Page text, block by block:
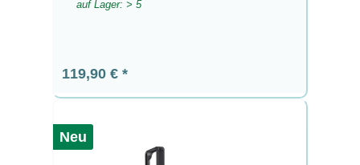
auf Lager: > 5
Regulärer Preis:
119,90 €
Neu